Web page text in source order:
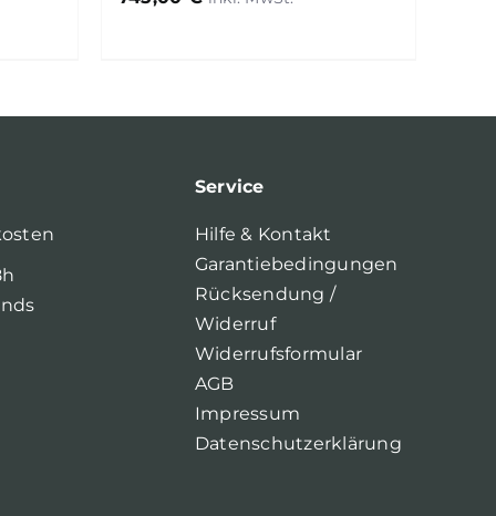
Service
Hilfe & Kontakt
Garantiebedingungen
Rücksendung /
Widerruf
Widerrufsformular
AGB
Impressum
Datenschutzerklärung